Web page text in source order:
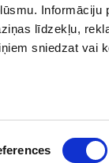
līdzekļu,
sniedzat vai
Privacy Policy